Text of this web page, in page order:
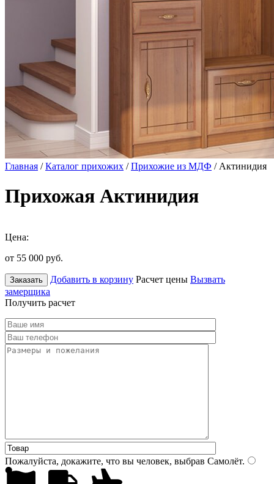
Главная /Каталог прихожих /Прихожие из МДФ / Актинидия
Прихожая Актинидия
Цена:
от 55 000 руб.
Заказать Добавить в корзину Расчет цены Вызвать
замерщика
Получить расчет
Пожалуйста, докажите, что вы человек, выбрав Самолёт.